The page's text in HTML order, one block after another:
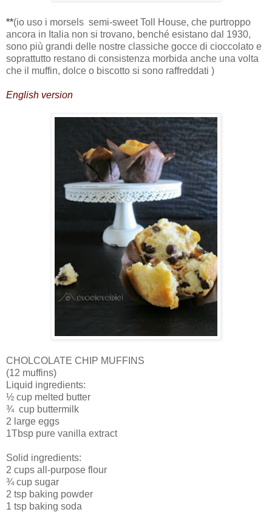
**(io uso i morsels semi-sweet Toll House, che purtroppo
ancora in Italia non si trovano, benché esistano dal 1930,
sono più grandi delle nostre classiche gocce di cioccolato e
soprattutto restano di consistenza morbida anche una volta
che il muffin, dolce o biscotto si sono raffreddati )
English version
CHOLCOLATE CHIP MUFFINS
(12 muffins)
Liquid ingredients:
½ cup melted butter
¾ cup buttermilk
2 large eggs
1Tbsp pure vanilla extract
Solid ingredients:
2 cups all-purpose flour
¾ cup sugar
2 tsp baking powder
1 tsp baking soda